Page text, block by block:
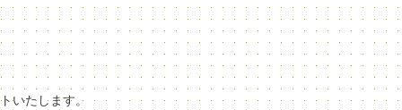
いたします。